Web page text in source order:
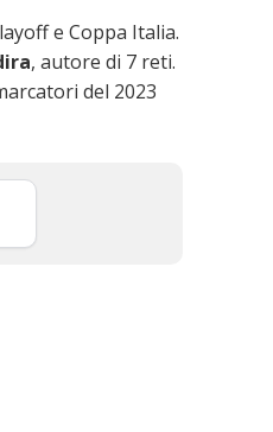
e Coppa Italia.
, autore di 7 reti.
del 2023